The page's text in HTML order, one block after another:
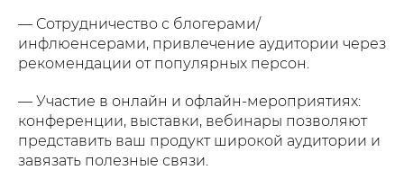
— Сотрудничество с блогерами/
инфлюенсерами, привлечение аудитории через
рекомендации от популярных персон.
— Участие в онлайн и офлайн-мероприятиях:
конференции, выставки, вебинары позволяют
представить ваш продукт широкой аудитории и
завязать полезные связи.